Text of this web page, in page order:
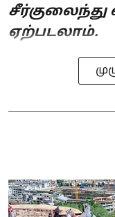
சீர்குலைந்து
ஏற்படலாம்.